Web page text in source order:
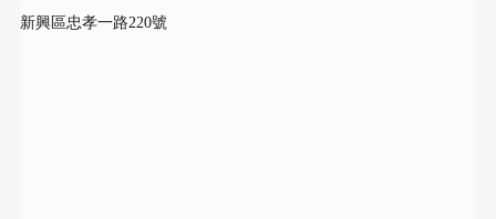
新興區忠孝一路220號